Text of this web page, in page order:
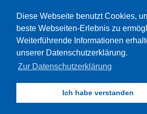
Diese Webseite benutzt Cookies,
beste Webseiten-Erlebnis zu
Weiterführende Informationen
unserer Datenschutzerklärung.
Zur Datenschutzerklärung
Ich habe verstanden
2026 by B.u.S.
Eventtouristik
Grund 2, 92237